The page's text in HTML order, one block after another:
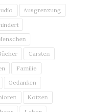
Ausgrenzung
Carsten
Familie
Gedanken
Kotzen